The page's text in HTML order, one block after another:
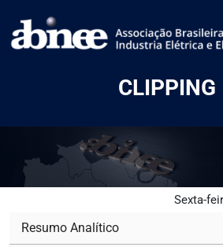
CLIPPING
Sexta-
Resumo Analítico